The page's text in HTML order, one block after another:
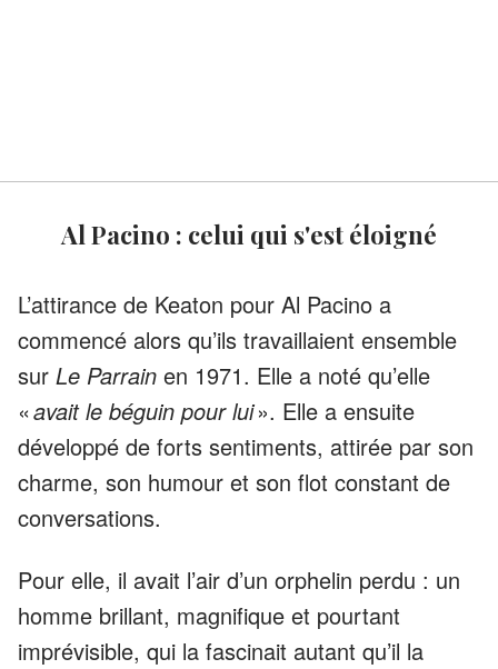
Al Pacino : celui qui s'est éloigné
L’attirance de Keaton pour Al Pacino a
commencé alors qu’ils travaillaient ensemble
sur Le Parrain en 1971. Elle a noté qu’elle
«avait le béguin pour lui». Elle a ensuite
développé de forts sentiments, attirée par son
charme, son humour et son flot constant de
conversations.
Pour elle, il avait l’air d’un orphelin perdu : un
homme brillant, magnifique et pourtant
imprévisible, qui la fascinait autant qu’il la